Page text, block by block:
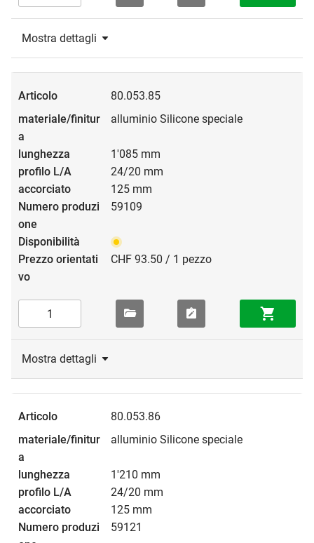
Mostra dettagli
80.053.85
alluminio Silicone speciale
1'085 mm
24/20 mm
125 mm
59109
CHF 93.50 / 1 pezzo
Mostra dettagli
80.053.86
alluminio Silicone speciale
1'210 mm
24/20 mm
125 mm
59121